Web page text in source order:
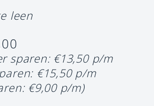
leen
sparen: €13,50 p/m
€15,50 p/m
€9,00 p/m)